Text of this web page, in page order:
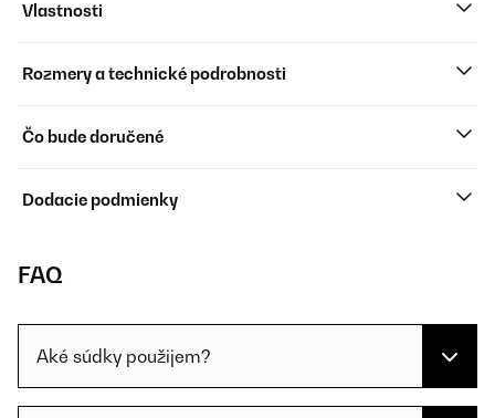
Vlastnosti
Rozmery a technické podrobnosti
Čo bude doručené
Dodacie podmienky
FAQ
Aké súdky použijem?